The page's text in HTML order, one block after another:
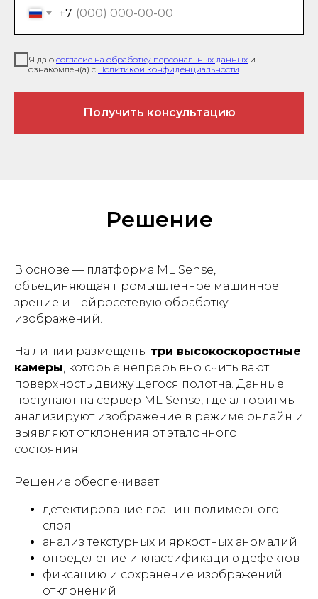
+7
Я даю согласие на обработку персональных данных и
ознакомлен(а) с Политикой конфиденциальности
Получить консультацию
Решение
В основе — платформа ML Sense,
объединяющая промышленное машинное
зрение и нейросетевую обработку
изображений.
На линии размещены три высокоскоростные
камеры, которые непрерывно считывают
поверхность движущегося полотна. Данные
поступают на сервер ML Sense, где алгоритмы
анализируют изображение в режиме онлайн и
выявляют отклонения от эталонного
состояния.
Решение обеспечивает:
детектирование границ полимерного
слоя
анализ текстурных и яркостных аномалий
определение и классификацию дефектов
фиксацию и сохранение изображений
отклонений